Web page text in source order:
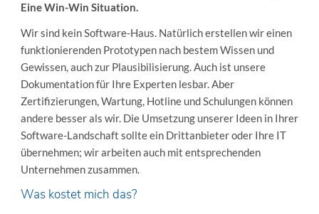
Eine Win-Win Situation.
Wir sind kein Software-Haus. Natürlich erstellen wir einen
funktionierenden Prototypen nach bestem Wissen und
Gewissen, auch zur Plausibilisierung. Auch ist unsere
Dokumentation für Ihre Experten lesbar. Aber
Zertifizierungen, Wartung, Hotline und Schulungen können
andere besser als wir. Die Umsetzung unserer Ideen in Ihrer
Software-Landschaft sollte ein Drittanbieter oder Ihre IT
übernehmen; wir arbeiten auch mit entsprechenden
Unternehmen zusammen.
Was kostet mich das?